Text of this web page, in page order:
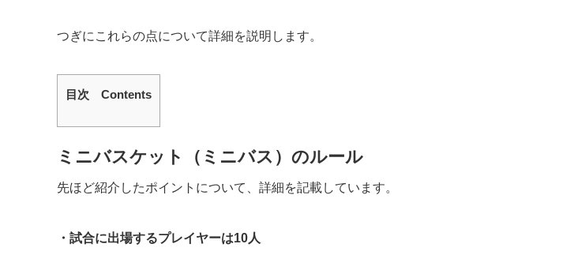
つぎにこれらの点について詳細を説明します。
目次 Contents
ミニバスケット（ミニバス）のルール
先ほど紹介したポイントについて、詳細を記載しています。
・試合に出場するプレイヤーは10人